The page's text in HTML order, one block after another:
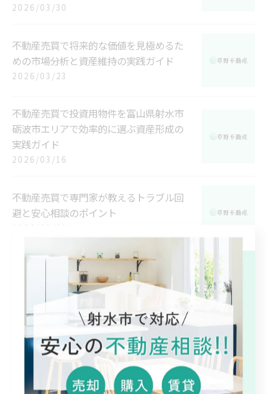
2026/03/30
不動産売買で将来的な価値を見極めるた
めの市場分析と資産維持の実践ガイド
2026/03/23
不動産売買で投資用物件を富山県射水市
砺波市エリアで効率的に選ぶ資産形成の
実践ガイド
2026/03/16
不動産売買で専門家が教えるトラブル回
避と安心相談のポイント
不動産売買で収益率を高める富山県射水
市と中新川郡舟橋村の投資戦略ガイド
2026/03/02
不動産売買に必要なお金と残る金額を正
確に把握する徹底ガイド